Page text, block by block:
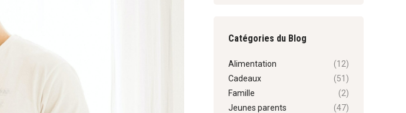
Catégories du Blog
Alimentation
(12)
Cadeaux
(51)
Famille
(2)
Jeunes parents
(47)